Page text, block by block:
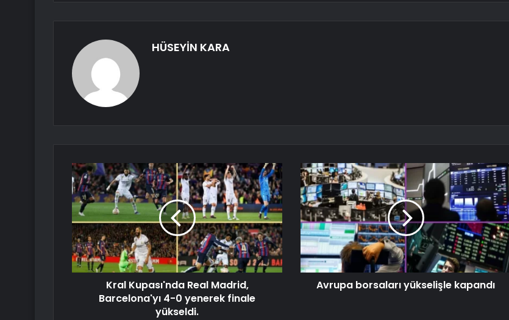
HÜSEYİN KARA
Kral Kupası'nda Real Madrid,
Barcelona'yı 4-0 yenerek finale
yükseldi.
Avrupa borsaları yükselişle kapandı